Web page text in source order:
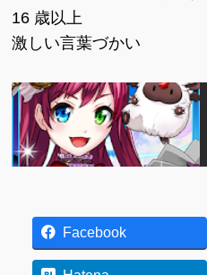
16 歳以上
激しい言葉づかい
Facebook